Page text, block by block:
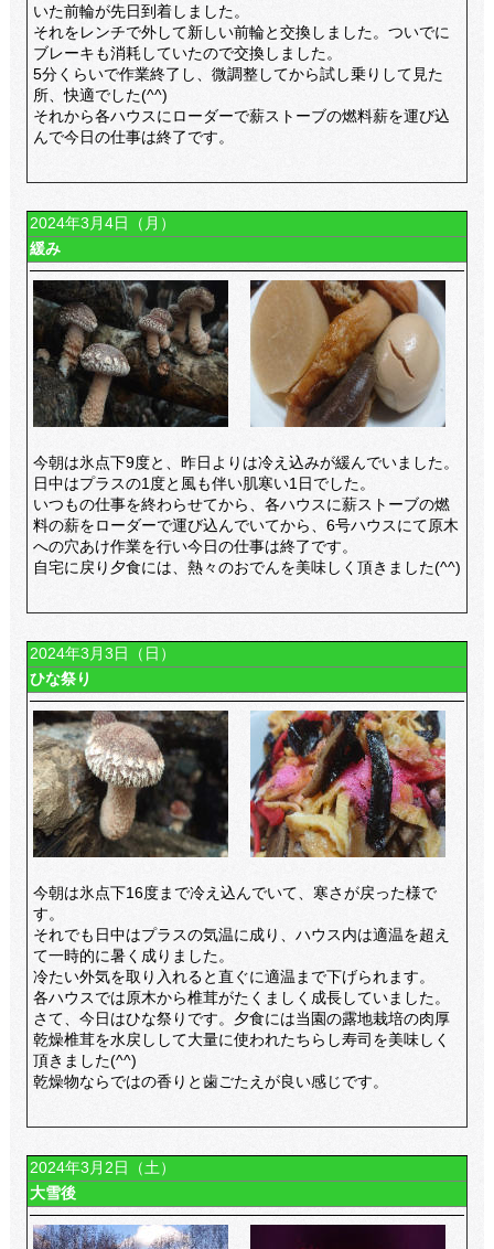
いた前輪が先日到着しました。
それをレンチで外して新しい前輪と交換しました。ついでに
ブレーキも消耗していたので交換しました。
5分くらいで作業終了し、微調整してから試し乗りして見た
所、快適でした(^^)
それから各ハウスにローダーで薪ストーブの燃料薪を運び込
んで今日の仕事は終了です。
2024年3月4日（月）
緩み
今朝は氷点下9度と、昨日よりは冷え込みが緩んでいました。
日中はプラスの1度と風も伴い肌寒い1日でした。
いつもの仕事を終わらせてから、各ハウスに薪ストーブの燃
料の薪をローダーで運び込んでいてから、6号ハウスにて原木
への穴あけ作業を行い今日の仕事は終了です。
自宅に戻り夕食には、熱々のおでんを美味しく頂きました(^^)
2024年3月3日（日）
ひな祭り
今朝は氷点下16度まで冷え込んでいて、寒さが戻った様で
す。
それでも日中はプラスの気温に成り、ハウス内は適温を超え
て一時的に暑く成りました。
冷たい外気を取り入れると直ぐに適温まで下げられます。
各ハウスでは原木から椎茸がたくましく成長していました。
さて、今日はひな祭りです。夕食には当園の露地栽培の肉厚
乾燥椎茸を水戻しして大量に使われたちらし寿司を美味しく
頂きました(^^)
乾燥物ならではの香りと歯ごたえが良い感じです。
2024年3月2日（土）
大雪後